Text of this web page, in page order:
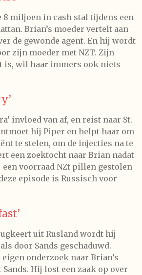
miljoen in cash stal tijdens een
Brian’s moeder vertelt aan
de gewonde agent. En hij wordt
zijn moeder met NZT. Zijn
is, wil haar immers ook niets
invloed van af, en reist naar St.
hij Piper en helpt haar om
te stelen, om de injecties na te
een zoektocht naar Brian nadat
voorraad NZt pillen gestolen
episode is Russisch voor
uit Rusland wordt hij
door Sands geschaduwd.
onderzoek naar Brian’s
Hij lost een zaak op over